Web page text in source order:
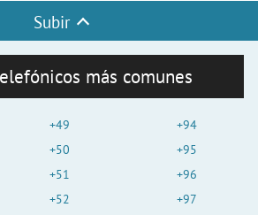
Subir
más comunes
+49
+50
+51
+52
+94
+95
+96
+97